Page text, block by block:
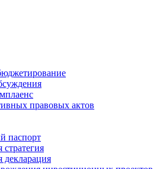
правовых актов
паспорт
декларация